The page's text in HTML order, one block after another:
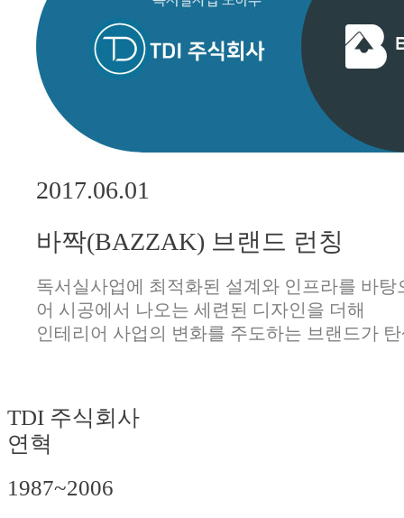
2017.06.01
바짝(BAZZAK) 브랜드 런칭
독서실사업에 최적화된 설계와 인프라를 바탕
어 시공에서 나오는 세련된 디자인을 더해
인테리어 사업의 변화를 주도하는 브랜드가
TDI 주식회사
연혁
1987~2006